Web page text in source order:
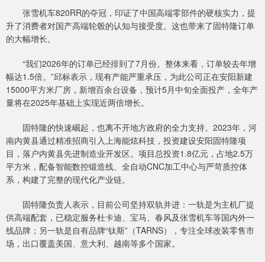
张雪机车820RR的夺冠，印证了中国高端零部件的硬核实力，提
升了消费者对国产高端轮毂的认知与接受度。这也带来了固特隆订单
的大幅增长。
“我们2026年的订单已经排到了7月份。整体来看，订单较去年增
幅达1.5倍。”邱标表示，现有产能严重承压，为此公司正在安阳新建
15000平方米厂房，新增百余台设备，预计5月中旬全面投产，全年产
量将在2025年基础上实现近两倍增长。
固特隆的快速崛起，也离不开地方政府的全力支持。2023年，河
南内黄县通过精准招商引入上海能炫科技，投资建设安阳固特隆项
目，落户内黄县先进制造业开发区。项目总投资1.8亿元，占地2.5万
平方米，配备智能数控锻造线、全自动CNC加工中心与严苛质控体
系，构建了完整的现代化产业链。
固特隆负责人表示，目前公司坚持双轨并进：一轨是为主机厂提
供高端配套，已稳定服务杜卡迪、宝马、春风及张雪机车等国内外一
线品牌；另一轨是自有品牌“钛斯”（TARNS），专注全球改装零售市
场，出口覆盖美国、意大利、越南等多个国家。